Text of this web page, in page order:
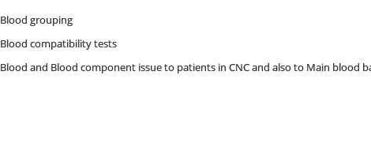
Blood grouping
Blood compatibility tests
Blood and Blood component issue to patients in CNC and also to Main blood